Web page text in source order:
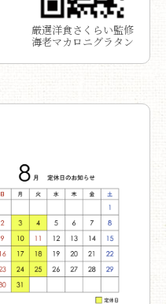
厳選洋食さくらい監修
海老マカロニグラタン